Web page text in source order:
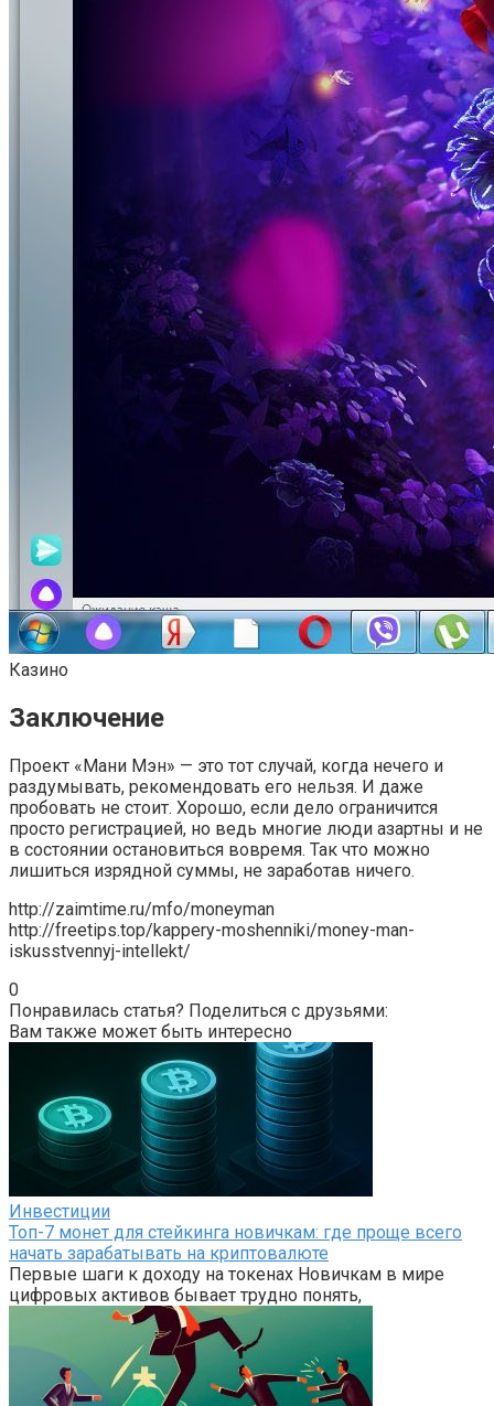
Казино
Заключение
Проект «Мани Мэн» — это тот случай, когда нечего и
раздумывать, рекомендовать его нельзя. И даже
пробовать не стоит. Хорошо, если дело ограничится
просто регистрацией, но ведь многие люди азартны и не
в состоянии остановиться вовремя. Так что можно
лишиться изрядной суммы, не заработав ничего.
http://zaimtime.ru/mfo/moneyman
http://freetips.top/kappery-moshenniki/money-man-
iskusstvennyj-intellekt/
0
Понравилась статья? Поделиться с друзьями:
Вам также может быть интересно
Инвестиции
Топ-7 монет для стейкинга новичкам: где проще всего
начать зарабатывать на криптовалюте
Первые шаги к доходу на токенах Новичкам в мире
цифровых активов бывает трудно понять,